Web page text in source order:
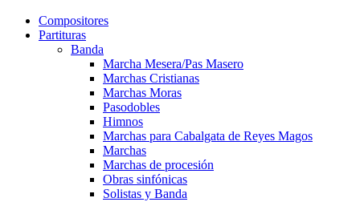
Compositores
Partituras
Banda
Marcha Mesera/Pas Masero
Marchas Cristianas
Marchas Moras
Pasodobles
Himnos
Marchas para Cabalgata de Reyes Magos
Marchas
Marchas de procesión
Obras sinfónicas
Solistas y Banda